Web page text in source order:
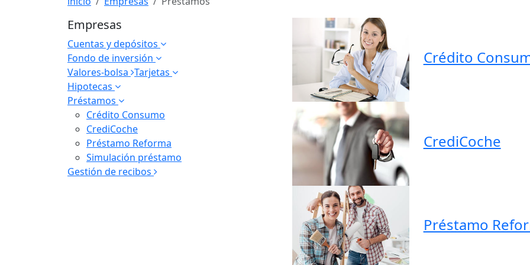
Empresas
Cuentas y depósitos
Fondo de inversión
Valores-bolsa Tarjetas
Hipotecas
Préstamos
Crédito Consumo
CrediCoche
Préstamo Reforma
Simulación préstamo
Gestión de recibos
Crédito
CrediCoche
Préstamo